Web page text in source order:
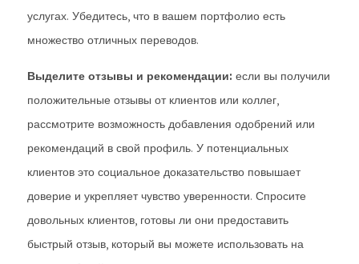
услугах. Убедитесь, что в вашем портфолио есть
множество отличных переводов.
Выделите отзывы и рекомендации: если вы получили
положительные отзывы от клиентов или коллег,
рассмотрите возможность добавления одобрений или
рекомендаций в свой профиль. У потенциальных
клиентов это социальное доказательство повышает
доверие и укрепляет чувство уверенности. Спросите
довольных клиентов, готовы ли они предоставить
быстрый отзыв, который вы можете использовать на